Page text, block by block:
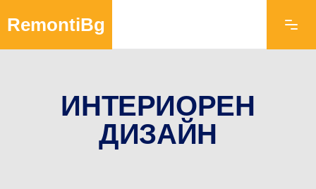
RemontiBg
ИНТЕРИОРЕН
ДИЗАЙН